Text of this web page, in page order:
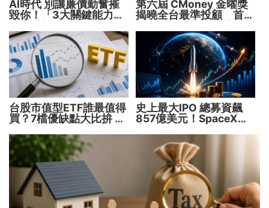
AI時代 別讓廉價勤奮摧
毀你！「3大關鍵能力」
第六屆 CMoney 金曜獎
揭曉全台最準投顧 首度
用 助攻投顧、投信打造
下一代
台股市值型ETF誰最值得
買？7檔優缺點大比拚 找
史上最大IPO 總募資飆
857億美元！SpaceX升